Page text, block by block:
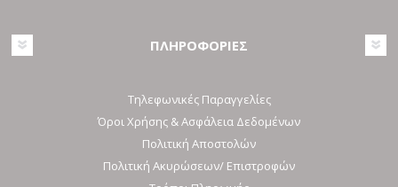
ΠΛΗΡΟΦΟΡΙΕΣ
Τηλεφωνικές Παραγγελίες
Όροι Χρήσης & Ασφάλεια Δεδομένων
Πολιτική Αποστολών
Πολιτική Ακυρώσεων/ Επιστροφών